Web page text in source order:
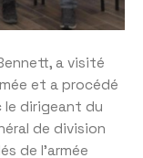
a visité
et a procédé
le dirigeant du
de division
de l’armée